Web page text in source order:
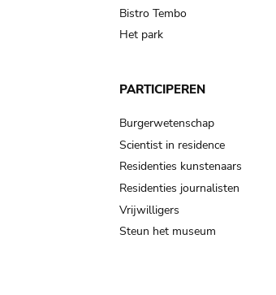
Bistro Tembo
Het park
PARTICIPEREN
Burgerwetenschap
Scientist in residence
Residenties kunstenaars
Residenties journalisten
Vrijwilligers
Steun het museum